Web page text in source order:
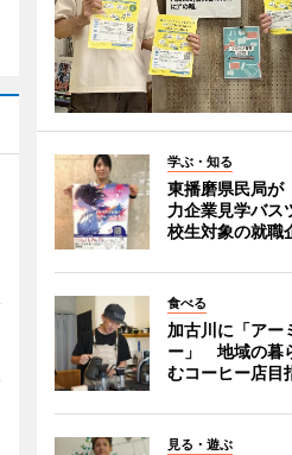
学ぶ・知る
東播磨県民局が
力企業見学バ
校生対象の就職
食べる
加古川に「アー
ー」 地域の暮
むコーヒー店目
見る・遊ぶ